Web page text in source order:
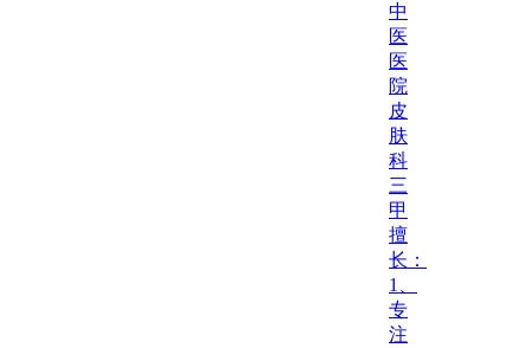
中
医
医
院
皮
肤
科
三
甲
擅
长：
1、
专
注